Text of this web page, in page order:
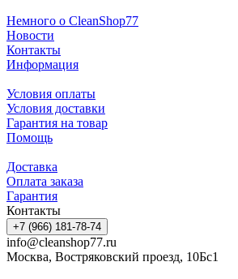
Немного о CleanShop77
Новости
Контакты
Информация
Условия оплаты
Условия доставки
Гарантия на товар
Помощь
Доставка
Оплата заказа
Гарантия
Контакты
+7 (966) 181-78-74
info@cleanshop77.ru
Москва, Востряковский проезд, 10Бс1